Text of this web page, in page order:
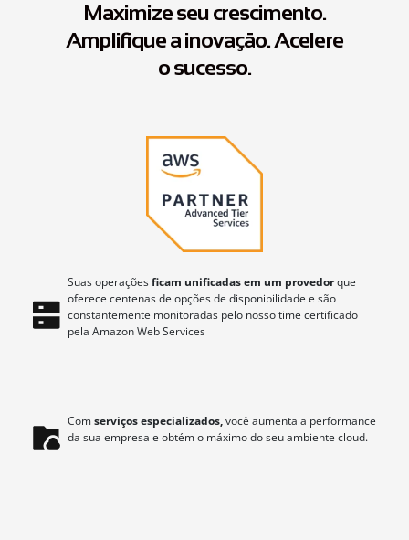
Maximize seu crescimento.
Amplifique a inovação. Acelere
o sucesso.
Suas operaçõesficam unificadas em um provedorque
oferece centenas de opções de disponibilidade e são
constantemente monitoradas pelo nosso time certificado
pela Amazon Web Services
Comserviços especializados,você aumenta a performance
da sua empresa e obtém o máximo do seu ambiente cloud.